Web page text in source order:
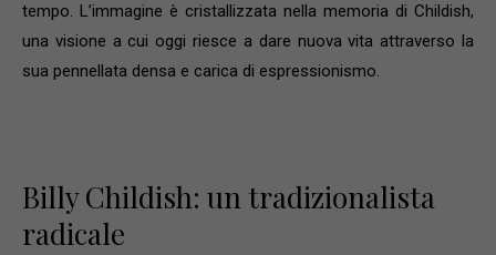
tempo. L’immagine è cristallizzata nella memoria di Childish,
una visione a cui oggi riesce a dare nuova vita attraverso la
sua pennellata densa e carica di espressionismo.
Billy Childish: un tradizionalista
radicale